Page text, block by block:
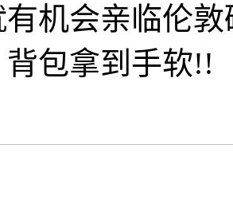
机会亲临伦
包拿到手软!!